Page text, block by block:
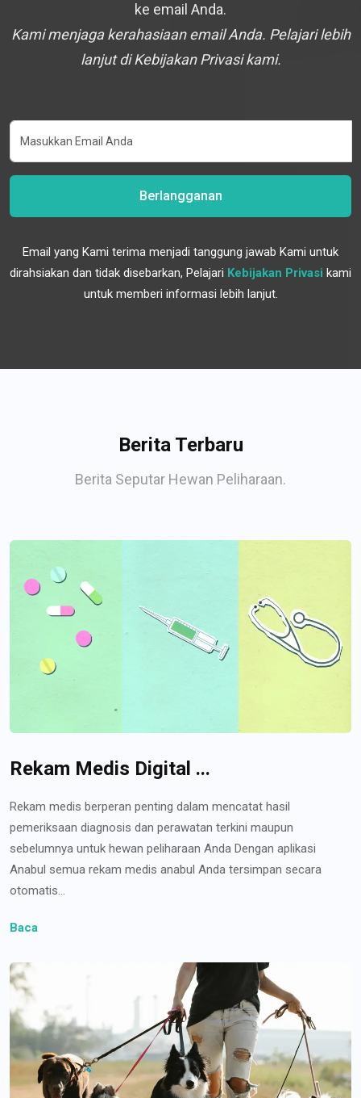
ke email Anda.
Kami menjaga kerahasiaan email Anda. Pelajari lebih
lanjut di Kebijakan Privasi kami.
Berlangganan
Email yang Kami terima menjadi tanggung jawab Kami untuk
dirahsiakan dan tidak disebarkan, Pelajari Kebijakan Privasi kami
untuk memberi informasi lebih lanjut.
Berita Terbaru
Berita Seputar Hewan Peliharaan.
Rekam Medis Digital ...
Rekam medis berperan penting dalam mencatat hasil
pemeriksaan diagnosis dan perawatan terkini maupun
sebelumnya untuk hewan peliharaan Anda Dengan aplikasi
Anabul semua rekam medis anabul Anda tersimpan secara
otomatis...
Baca